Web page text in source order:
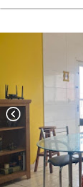
chevron_left